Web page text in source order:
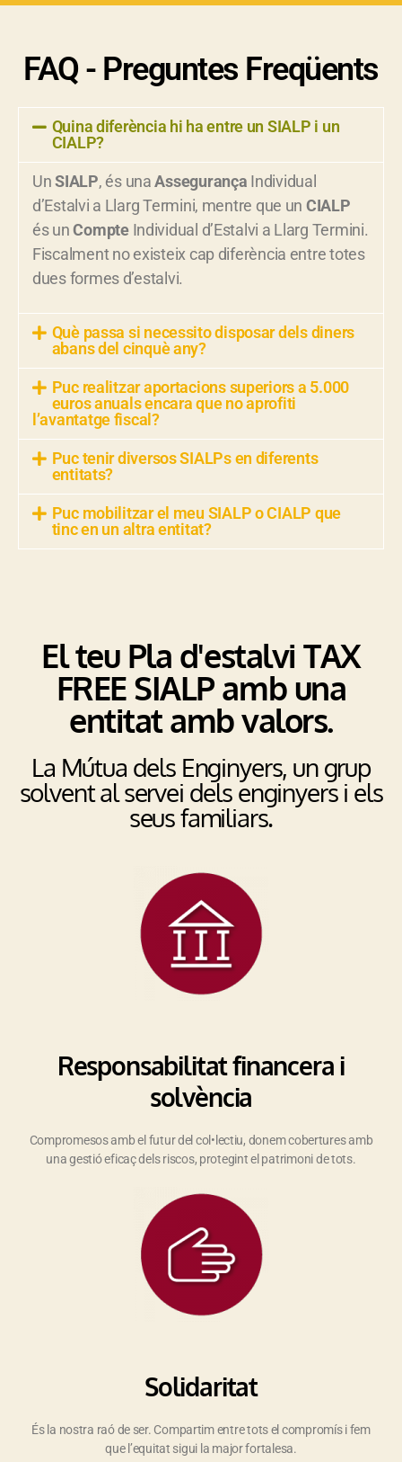
FAQ - Preguntes Freqüents
Quina diferència hi ha entre un SIALP i un
CIALP?
UnSIALP, és unaAssegurança Individual
d’Estalvi a Llarg Termini, mentre que un CIALP
és unCompteIndividual d’Estalvi a Llarg Termini.
Fiscalment no existeix cap diferència entre totes
dues formes d’estalvi.
Què passa si necessito disposar dels diners
abans del cinquè any?
Puc realitzar aportacions superiors a 5.000
euros anuals encara que no aprofiti
l’avantatge fiscal?
Puc tenir diversos SIALPs en diferents
entitats?
Puc mobilitzar el meu SIALP o CIALP que
tinc en un altra entitat?
El teu Pla d'estalvi TAX
FREE SIALP amb una
entitat amb valors.
La Mútua dels Enginyers, un grup
solvent al servei dels enginyers i els
seus familiars.
Responsabilitat financera i
solvència
Compromesos amb el futur del col•lectiu, donem cobertures amb
una gestió eficaç dels riscos, protegint el patrimoni de tots.
Solidaritat
És la nostra raó de ser. Compartim entre tots el compromís i fem
que l’equitat sigui la major fortalesa.